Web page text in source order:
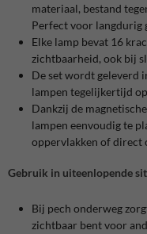
materiaal, bestand
Perfect voor langdurig
Elke lamp bevat 16
zichtbaarheid, ook bij
De set wordt geleverd
lampen tegelijkertijd
Dankzij de
lampen eenvoudig te
oppervlakken of direct
Gebruik in uiteenlopende
Bij pech onderweg
zichtbaar bent voor